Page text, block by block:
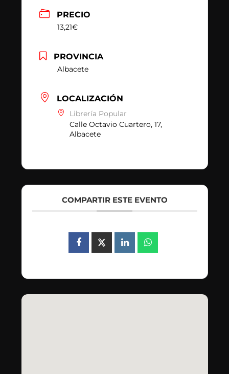
PRECIO
13,21€
PROVINCIA
Albacete
LOCALIZACIÓN
Librería Popular
Calle Octavio Cuartero, 17,
Albacete
COMPARTIR ESTE EVENTO